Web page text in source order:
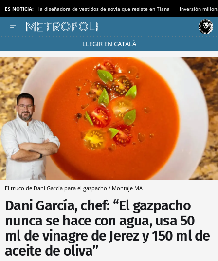
ES NOTICIA: la diseñadora de vestidos de novia que resiste en Tiana Inversión
LLEGIR EN CATALÀ
Pásate al MODO AHORRO
El truco de Dani García para el gazpacho / Montaje MA
Dani García, chef: “El gazpacho
nunca se hace con agua, usa 50
ml de vinagre de Jerez y 150 ml de
aceite de oliva”